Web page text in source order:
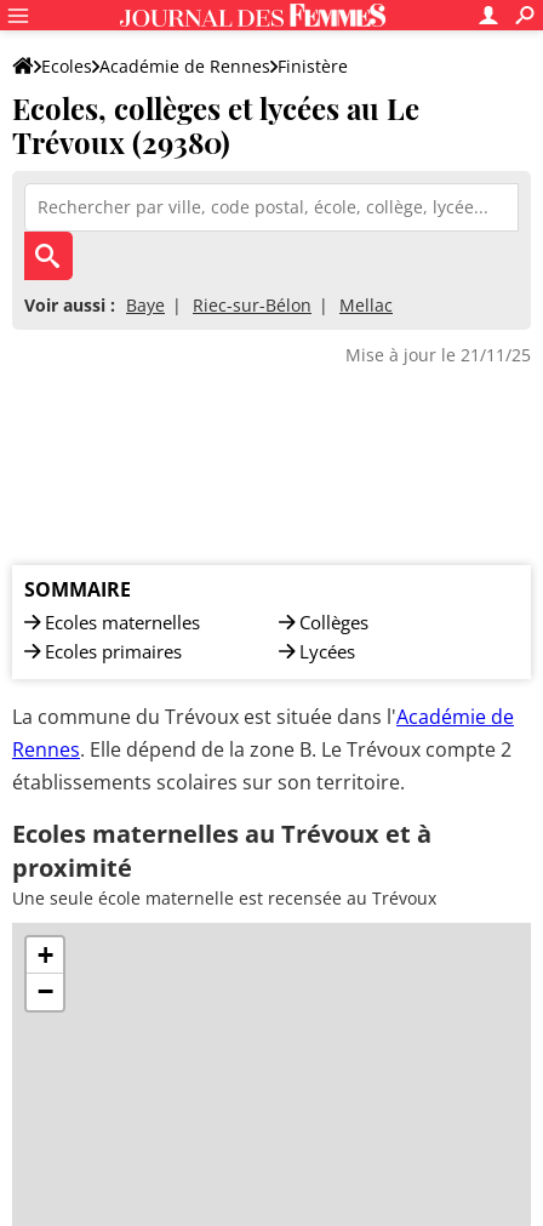
Ecoles Académie de Rennes Finistère
Ecoles, collèges et lycées au Le
Trévoux (29380)
Voir aussi : Baye Riec-sur-Bélon Mellac
Mise à jour le 21/11/25
SOMMAIRE
Ecoles maternelles
Ecoles primaires
Collèges
Lycées
La commune du Trévoux est située dans l'Académie de
Rennes. Elle dépend de la zone B. Le Trévoux compte 2
établissements scolaires sur son territoire.
Ecoles maternelles au Trévoux et à
proximité
Une seule école maternelle est recensée au Trévoux
+
−